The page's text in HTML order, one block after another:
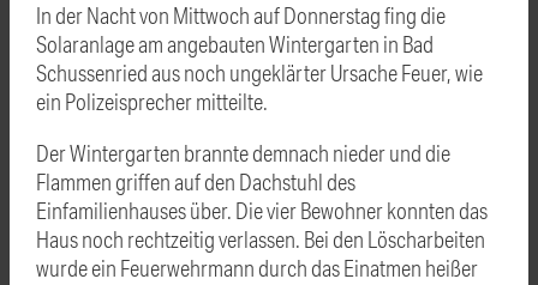
In der Nacht von Mittwoch auf Donnerstag fing die
Solaranlage am angebauten Wintergarten in Bad
Schussenried aus noch ungeklärter Ursache Feuer, wie
ein Polizeisprecher mitteilte.
Der Wintergarten brannte demnach nieder und die
Flammen griffen auf den Dachstuhl des
Einfamilienhauses über. Die vier Bewohner konnten das
Haus noch rechtzeitig verlassen. Bei den Löscharbeiten
wurde ein Feuerwehrmann durch das Einatmen heißer